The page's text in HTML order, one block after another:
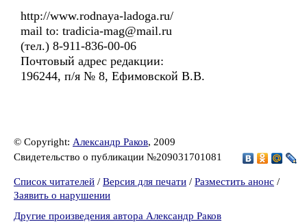
http://www.rodnaya-ladoga.ru/
mail to: tradicia-mag@mail.ru
(тел.) 8-911-836-00-06
Почтовый адрес редакции:
196244, п/я № 8, Ефимовской В.В.
© Copyright: Александр Раков, 2009
Свидетельство о публикации №209031701081
Список читателей / Версия для печати / Разместить анонс /
Заявить о нарушении
Другие произведения автора Александр Раков